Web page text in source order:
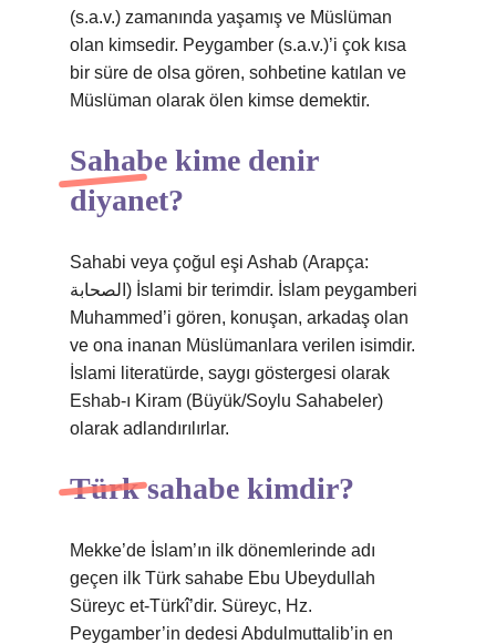
(s.a.v.) zamanında yaşamış ve Müslüman
olan kimsedir. Peygamber (s.a.v.)’i çok kısa
bir süre de olsa gören, sohbetine katılan ve
Müslüman olarak ölen kimse demektir.
Sahabe kime denir
diyanet?
Sahabi veya çoğul eşi Ashab (Arapça:
الصحابة) İslami bir terimdir. İslam peygamberi
Muhammed’i gören, konuşan, arkadaş olan
ve ona inanan Müslümanlara verilen isimdir.
İslami literatürde, saygı göstergesi olarak
Eshab-ı Kiram (Büyük/Soylu Sahabeler)
olarak adlandırılırlar.
Türk sahabe kimdir?
Mekke’de İslam’ın ilk dönemlerinde adı
geçen ilk Türk sahabe Ebu Ubeydullah
Süreyc et-Türkî’dir. Süreyc, Hz.
Peygamber’in dedesi Abdulmuttalib’in en